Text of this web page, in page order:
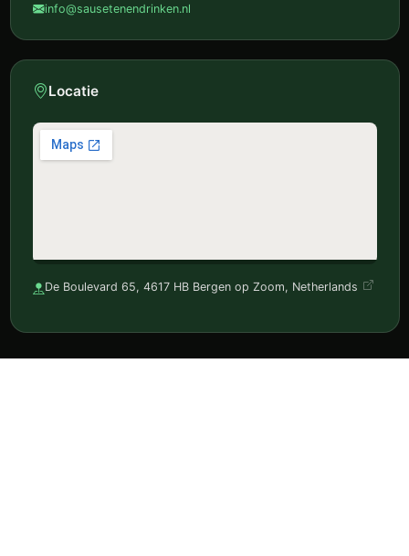
info@sausetenendrinken.nl
Locatie
De Boulevard 65, 4617 HB Bergen op Zoom, Netherlands